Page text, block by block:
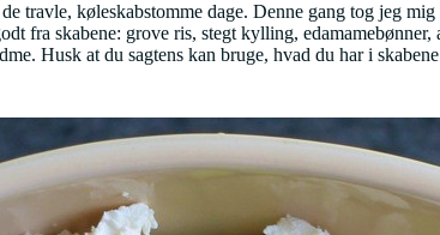
travle, køleskabstomme dage. Denne gang tog jeg
fra skabene: grove ris, stegt kylling,
Husk at du sagtens kan bruge, hvad du har i